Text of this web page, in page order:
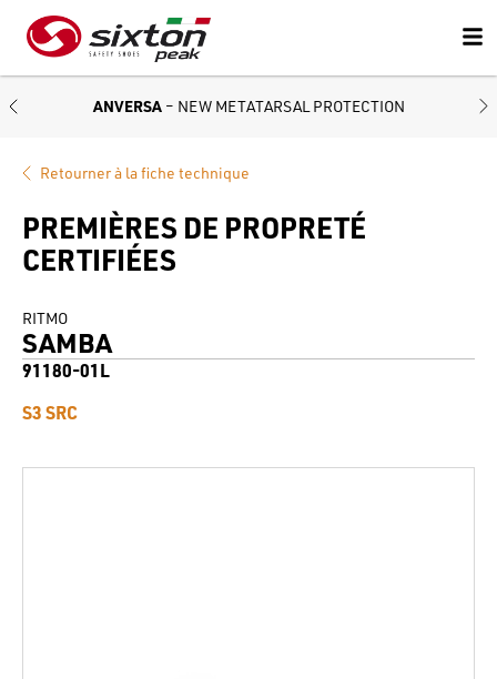
ANVERSA – NEW METATARSAL PROTECTION
Retourner à la fiche technique
PREMIÈRES DE PROPRETÉ
CERTIFIÉES
RITMO
SAMBA
91180-01L
S3 SRC